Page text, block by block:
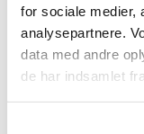
for sociale medier,
analysepartnere.
data med andre
de har indsamlet